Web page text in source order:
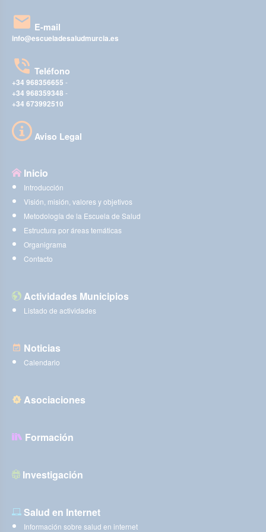
E-mail
info@escueladesaludmurcia.es
Teléfono
+34 968356655 -
+34 968359348 -
+34 673992510
Aviso Legal
Inicio
Introducción
Visión, misión, valores y objetivos
Metodología de la Escuela de Salud
Estructura por áreas temáticas
Organigrama
Contacto
Actividades Municipios
Listado de actividades
Noticias
Calendario
Asociaciones
Formación
Investigación
Salud en Internet
Información sobre salud en internet